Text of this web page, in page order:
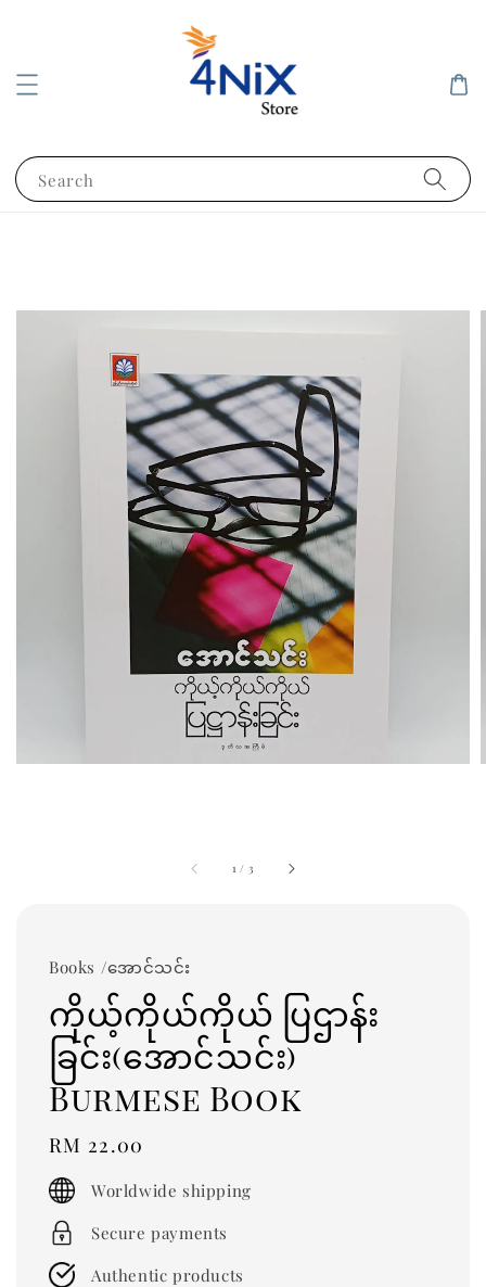
Search
1 / 3
Books /အောင်သင်း
ကိုယ့်ကိုယ်ကိုယ် ပြဌာန်း
ခြင်း(အောင်သင်း)
Burmese Book
Regular
price
RM 22.00
Worldwide shipping
Secure payments
Authentic products